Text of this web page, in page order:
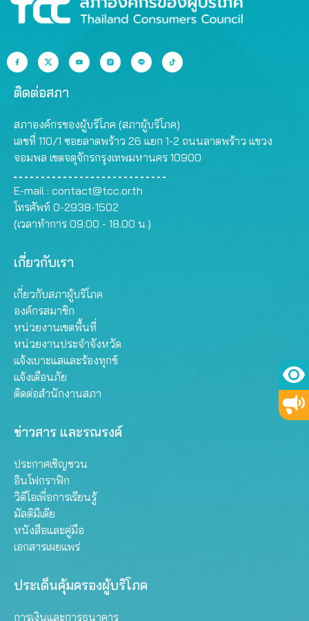
ติดต่อสภา
สภาองค์กรของผู้บริโภค (สภาผู้บริโภค)
เลขที่ 110/1 ซอยลาดพร้าว 26 แยก 1-2 ถนนลาดพร้าว แขวง
จอมพล เขตจตุจักรกรุงเทพมหานคร 10900
E-mail : contact@tcc.or.th
โทรศัพท์ 0-2938-1502
(เวลาทำการ 09.00 - 18.00 น.)
เกี่ยวกับเรา
เกี่ยวกับสภาผู้บริโภค
องค์กรสมาชิก
หน่วยงานเขตพื้นที่
หน่วยงานประจำจังหวัด
แจ้งเบาะแสและร้องทุกข์
แจ้งเตือนภัย
ติดต่อสำนักงานสภา
ข่าวสาร และรณรงค์
ประกาศเชิญชวน
อินโฟกราฟิก
วิดีโอเพื่อการเรียนรู้
มัลติมีเดีย
หนังสือและคู่มือ
เอกสารเผยแพร่
ประเด็นคุ้มครองผู้บริโภค
การเงินและการธนาคาร